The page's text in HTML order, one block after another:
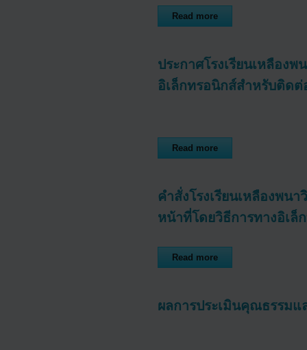
Read more
ประกาศโรงเรียนเหลือง
อิเล็กทรอนิกส์สำหรับติดต่
Read more
คำสั่งโรงเรียนเหลืองพน
หน้าที่โดยวิธีการทางอิเล็
Read more
ผลการประเมินคุณธรรมแ